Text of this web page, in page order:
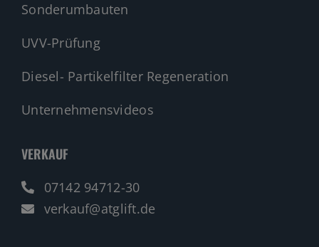
Sonderumbauten
UVV-Prüfung
Diesel- Partikelfilter Regeneration
Unternehmensvideos
VERKAUF
07142 94712-30
verkauf@atglift.de